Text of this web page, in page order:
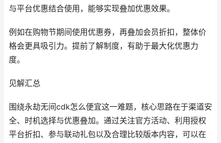
与平台优惠结合使用，能够实现叠加优惠效果。
例如在购物节期间使用优惠券，再叠加会员折扣，整体价
格会更具吸引力。提前了解制度，有助于最大化优惠力
度。
见解汇总
围绕永劫无间cdk怎么便宜这一难题，核心思路在于渠道安
全、时机选择与优惠叠加。通过关注官方活动、利用授权
平台折扣、参与联动礼包以及合理比较版本内容，可以在